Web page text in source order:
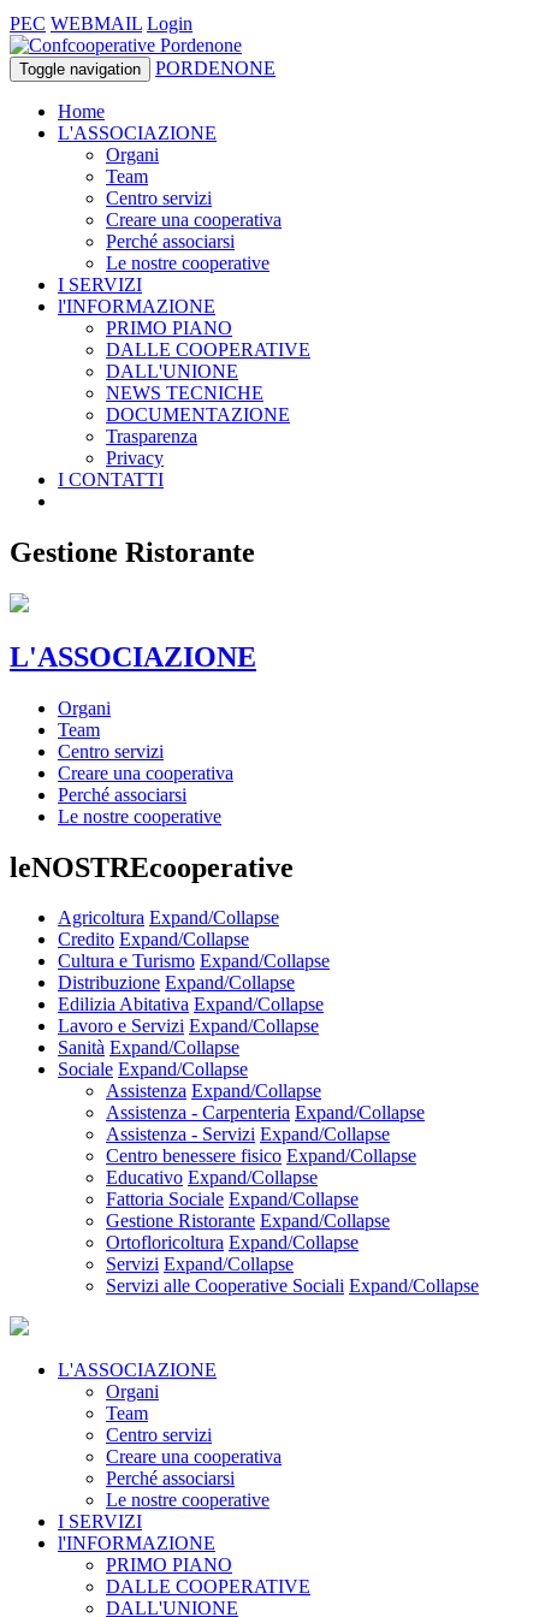
PEC WEBMAIL Login
Toggle navigation PORDENONE
Home
L'ASSOCIAZIONE
Organi
Team
Centro servizi
Creare una cooperativa
Perché associarsi
Le nostre cooperative
I SERVIZI
l'INFORMAZIONE
PRIMO PIANO
DALLE COOPERATIVE
DALL'UNIONE
NEWS TECNICHE
DOCUMENTAZIONE
Trasparenza
Privacy
I CONTATTI
Gestione Ristorante
L'ASSOCIAZIONE
Organi
Team
Centro servizi
Creare una cooperativa
Perché associarsi
Le nostre cooperative
leNOSTREcooperative
Agricoltura Expand/Collapse
Credito Expand/Collapse
Cultura e Turismo Expand/Collapse
Distribuzione Expand/Collapse
Edilizia Abitativa Expand/Collapse
Lavoro e Servizi Expand/Collapse
Sanità Expand/Collapse
Sociale Expand/Collapse
Assistenza Expand/Collapse
Assistenza - Carpenteria Expand/Collapse
Assistenza - Servizi Expand/Collapse
Centro benessere fisico Expand/Collapse
Educativo Expand/Collapse
Fattoria Sociale Expand/Collapse
Gestione Ristorante Expand/Collapse
Ortofloricoltura Expand/Collapse
Servizi Expand/Collapse
Servizi alle Cooperative Sociali Expand/Collapse
L'ASSOCIAZIONE
Organi
Team
Centro servizi
Creare una cooperativa
Perché associarsi
Le nostre cooperative
I SERVIZI
l'INFORMAZIONE
PRIMO PIANO
DALLE COOPERATIVE
DALL'UNIONE